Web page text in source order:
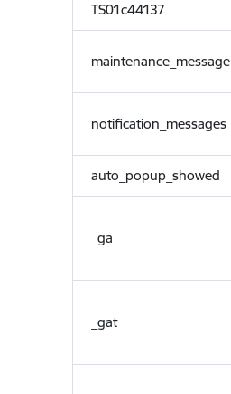
TS01c44137
maintenance_message
notification_messages
auto_popup_showed
_ga
_gat